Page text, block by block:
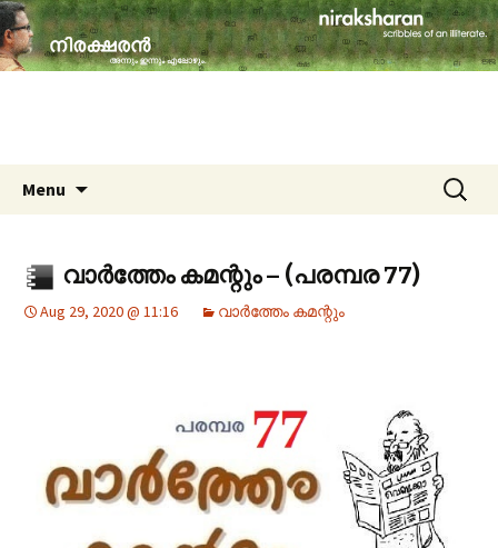
niraksharan (നിരക്ഷരൻ)
travelogues, book reviews, social issues,
cinema, memories & lot more…
Menu
Search
for:
വാർത്തേം കമന്റും – (പരമ്പര 77)
Aug 29, 2020 @ 11:16 വാർത്തേം കമന്റും